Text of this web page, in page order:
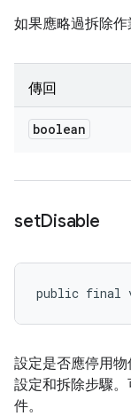
如果應略過拆除作
傳回
boolean
setDisable
public final
設定是否應停用
設定和拆除步驟
件。